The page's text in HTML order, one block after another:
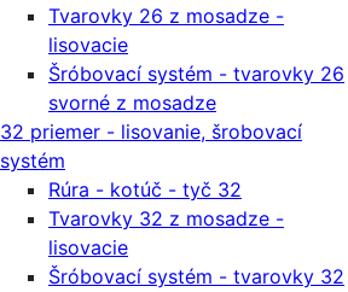
Tvarovky 26 z mosadze -
lisovacie
Šróbovací systém - tvarovky 26
svorné z mosadze
32 priemer - lisovanie, šrobovací
systém
Rúra - kotúč - tyč 32
Tvarovky 32 z mosadze -
lisovacie
Šróbovací systém - tvarovky 32